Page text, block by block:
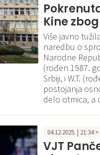
Kine
Više javno
naredbu o
Narodne
(rođen 1987.
Srbiji, i W.T.
postojanja
delo otmica, a
04.12.2025. | 21:34
VJT